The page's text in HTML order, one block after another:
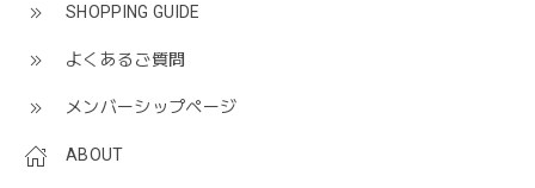
SHOPPING GUIDE
よくあるご質問
メンバーシップページ
ABOUT